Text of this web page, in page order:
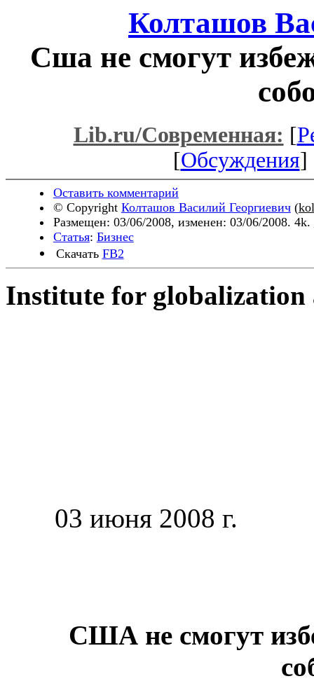
Колташов
Сша не смогут
Lib.ru/Современная: [
[Обсуждения]
Оставить комментарий
© Copyright Колташов Василий Георгиевич(
Размещен: 03/06/2008, изменен: 03/06/2008. 4k.
Статья: Бизнес
Скачать FB2
Institute for globalization
03 июня 2008 г.
США не смогут